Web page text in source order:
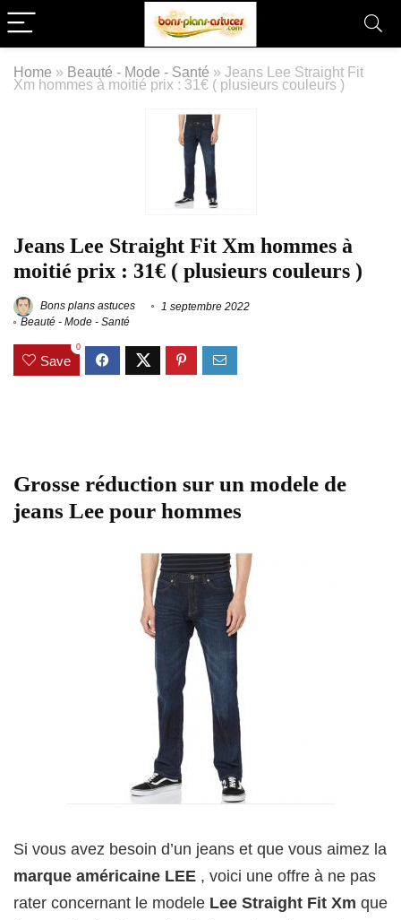
Home » Beauté - Mode - Santé » Jeans Lee Straight Fit
Xm hommes à moitié prix : 31€ ( plusieurs couleurs )
Jeans Lee Straight Fit Xm hommes à
moitié prix : 31€ ( plusieurs couleurs )
Bons plans astuces
1 septembre 2022
Beauté - Mode - Santé
Save
0
Grosse réduction sur un modele de
jeans Lee pour hommes
Si vous avez besoin d’un jeans et que vous aimez la
marque américaine LEE , voici une offre à ne pas
rater concernant le modele Lee Straight Fit Xm que